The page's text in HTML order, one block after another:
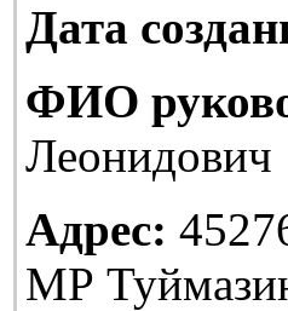
Дата
ФИО
Леонидович
Адрес:
МР